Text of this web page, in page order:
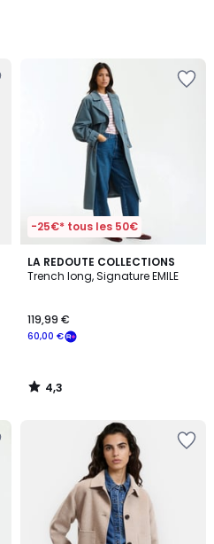
-25€* tous les 50€
LA REDOUTE COLLECTIONS
Trench long, Signature EMILE
60,00 €
119,99 €
4,3
/ 5
4,3
/